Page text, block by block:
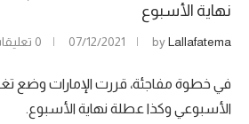
نهاية الأسبوع
byLallafatema
07/12/2021 0 تعليقات
في خطوة مفاجئة، قررت الإمارات وضع
الأسبوعي وكذا عطلة نهاية الأسبوع.